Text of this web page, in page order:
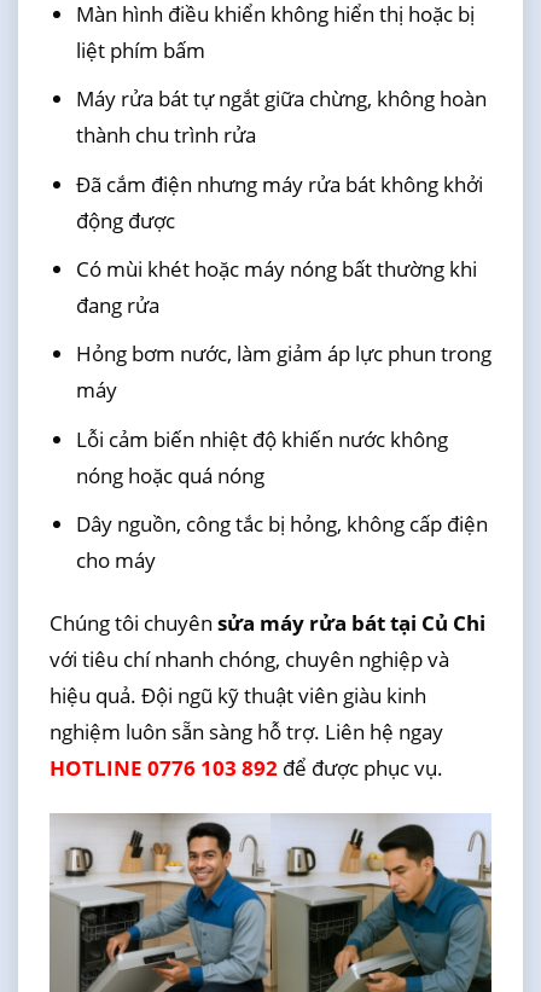
Màn hình điều khiển không hiển thị hoặc bị
liệt phím bấm
Máy rửa bát tự ngắt giữa chừng, không hoàn
thành chu trình rửa
Đã cắm điện nhưng máy rửa bát không khởi
động được
Có mùi khét hoặc máy nóng bất thường khi
đang rửa
Hỏng bơm nước, làm giảm áp lực phun trong
máy
Lỗi cảm biến nhiệt độ khiến nước không
nóng hoặc quá nóng
Dây nguồn, công tắc bị hỏng, không cấp điện
cho máy
Chúng tôi chuyên sửa máy rửa bát tại Củ Chi
với tiêu chí nhanh chóng, chuyên nghiệp và
hiệu quả. Đội ngũ kỹ thuật viên giàu kinh
nghiệm luôn sẵn sàng hỗ trợ. Liên hệ ngay
HOTLINE 0776 103 892để được phục vụ.